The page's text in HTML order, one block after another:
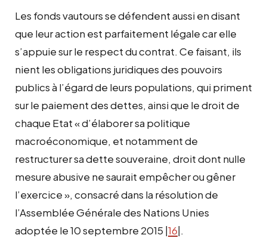
Les fonds vautours se défendent aussi en disant
que leur action est parfaitement légale car elle
s’appuie sur le respect du contrat. Ce faisant, ils
nient les obligations juridiques des pouvoirs
publics à l’égard de leurs populations, qui priment
sur le paiement des dettes, ainsi que le droit de
chaque Etat « d’élaborer sa politique
macroéconomique, et notamment de
restructurer sa dette souveraine, droit dont nulle
mesure abusive ne saurait empêcher ou gêner
l’exercice », consacré dans la résolution de
l’Assemblée Générale des Nations Unies
adoptée le 10 septembre 2015 |16|.